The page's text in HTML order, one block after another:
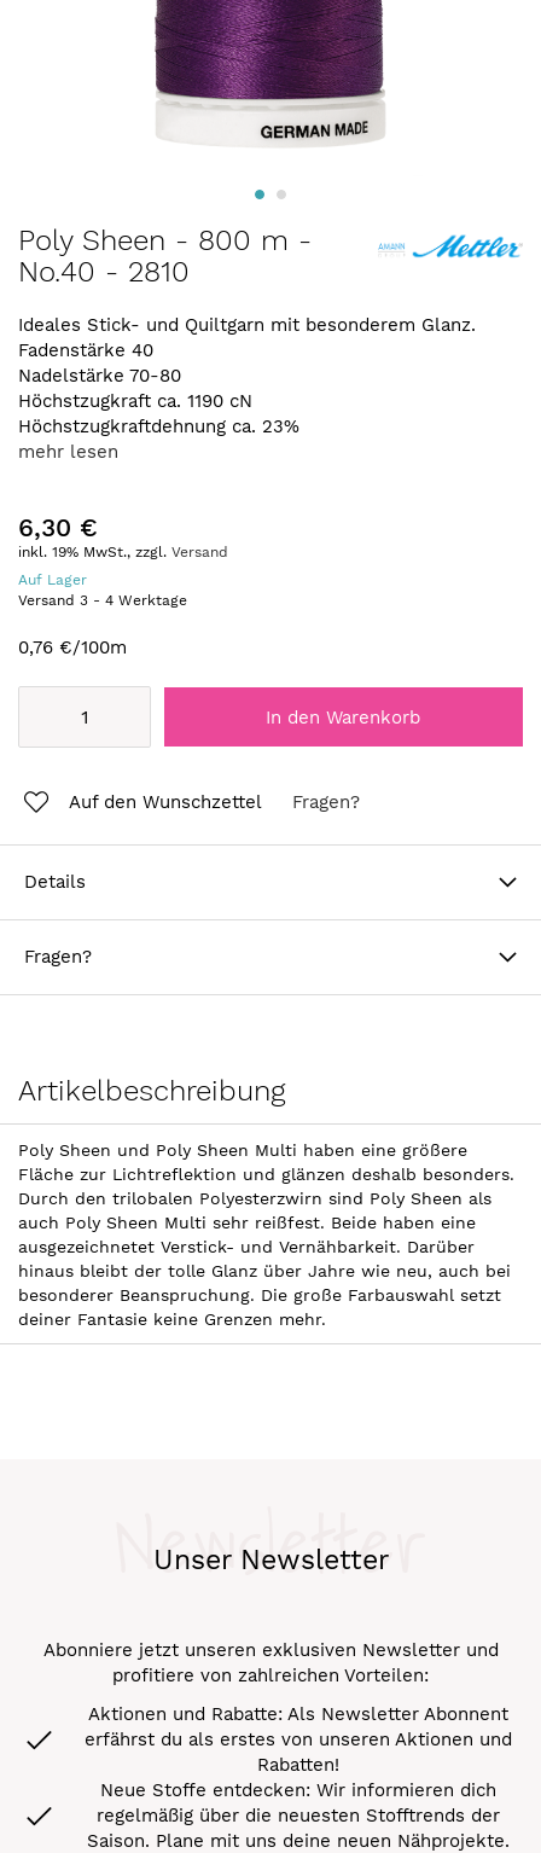
Zum
Anfang
der
springen
Poly Sheen - 800 m -
No.40 - 2810
Ideales Stick- und Quiltgarn mit besonderem Glanz.
Fadenstärke 40
Nadelstärke 70-80
Höchstzugkraft ca. 1190 cN
Höchstzugkraftdehnung ca. 23%
mehr lesen
6,30 €
inkl. 19% MwSt., zzgl. Versand
Auf Lager
Versand 3 - 4 Werktage
0,76 €/100m
In den Warenkorb
Auf den Wunschzettel Fragen?
Details
Fragen?
Artikelbeschreibung
Poly Sheen und Poly Sheen Multi haben eine größere
Fläche zur Lichtreflektion und glänzen deshalb besonders.
Durch den trilobalen Polyesterzwirn sind Poly Sheen als
auch Poly Sheen Multi sehr reißfest. Beide haben eine
ausgezeichnetet Verstick- und Vernähbarkeit. Darüber
hinaus bleibt der tolle Glanz über Jahre wie neu, auch bei
besonderer Beanspruchung. Die große Farbauswahl setzt
deiner Fantasie keine Grenzen mehr.
Unser Newsletter
Newsletter
Abonniere jetzt unseren exklusiven Newsletter und
profitiere von zahlreichen Vorteilen:
Aktionen und Rabatte: Als Newsletter Abonnent
erfährst du als erstes von unseren Aktionen und
Rabatten!
Neue Stoffe entdecken: Wir informieren dich
regelmäßig über die neuesten Stofftrends der
Saison. Plane mit uns deine neuen Nähprojekte.